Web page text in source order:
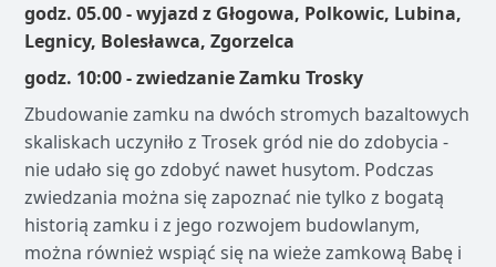
godz. 05.00 - wyjazd z Głogowa, Polkowic, Lubina,
Legnicy, Bolesławca, Zgorzelca
godz. 10:00 - zwiedzanie Zamku Trosky
Zbudowanie zamku na dwóch stromych bazaltowych
skaliskach uczyniło z Trosek gród nie do zdobycia -
nie udało się go zdobyć nawet husytom. Podczas
zwiedzania można się zapoznać nie tylko z bogatą
historią zamku i z jego rozwojem budowlanym,
można również wspiąć się na wieże zamkową Babę i